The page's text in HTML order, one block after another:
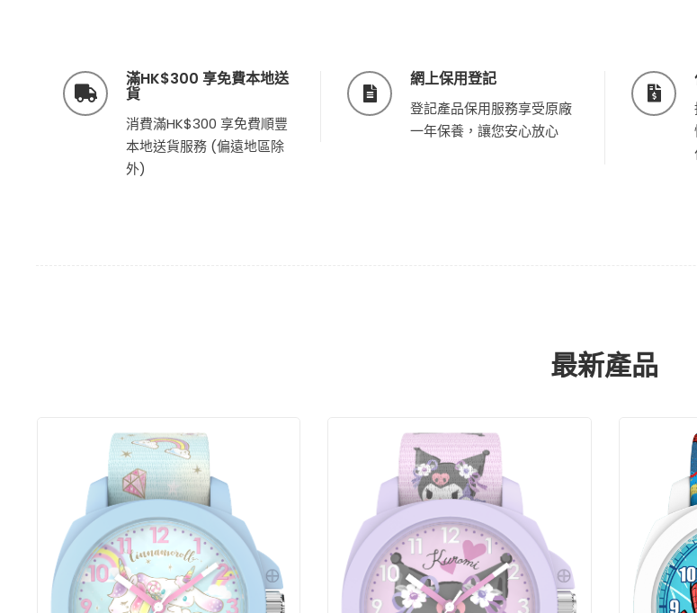
滿HK$300 享免費本地送
貨
消費滿HK$300 享免費順豐
本地送貨服務 (偏遠地區除
外)
網上保用登記
登記產品保用服務享受原廠
一年保養，讓您安心放心
最新產品